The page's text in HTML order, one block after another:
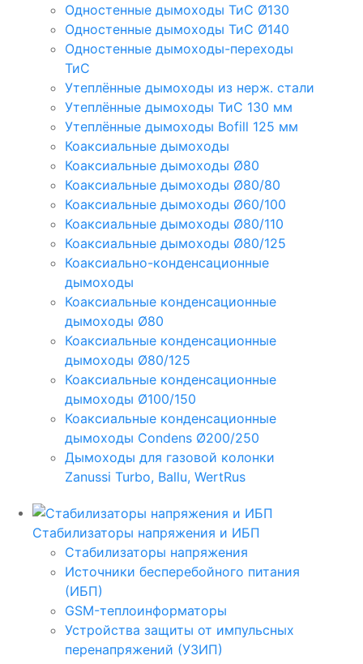
Одностенные дымоходы ТиС Ø130
Одностенные дымоходы ТиС Ø140
Одностенные дымоходы-переходы
ТиС
Утеплённые дымоходы из нерж. стали
Утеплённые дымоходы ТиС 130 мм
Утеплённые дымоходы Bofill 125 мм
Коаксиальные дымоходы
Коаксиальные дымоходы Ø80
Коаксиальные дымоходы Ø80/80
Коаксиальные дымоходы Ø60/100
Коаксиальные дымоходы Ø80/110
Коаксиальные дымоходы Ø80/125
Коаксиально-конденсационные
дымоходы
Коаксиальные конденсационные
дымоходы Ø80
Коаксиальные конденсационные
дымоходы Ø80/125
Коаксиальные конденсационные
дымоходы Ø100/150
Коаксиальные конденсационные
дымоходы Condens Ø200/250
Дымоходы для газовой колонки
Zanussi Turbo, Ballu, WertRus
Стабилизаторы напряжения и ИБП
Стабилизаторы напряжения
Источники бесперебойного питания
(ИБП)
GSM-теплоинформаторы
Устройства защиты от импульсных
перенапряжений (УЗИП)